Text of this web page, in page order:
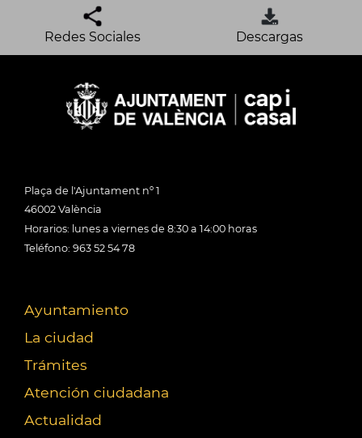
Redes Sociales Descargas
Plaça de l'Ajuntament nº 1
46002 València
Horarios: lunes a viernes de 8:30 a 14:00 horas
Teléfono: 963 52 54 78
Ayuntamiento
La ciudad
Trámites
Atención ciudadana
Actualidad